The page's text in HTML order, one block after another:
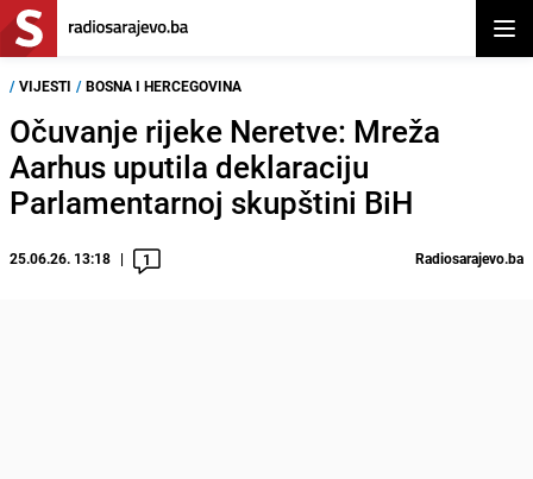
/ VIJESTI / BOSNA I HERCEGOVINA
Očuvanje rijeke Neretve: Mreža
Aarhus uputila deklaraciju
Parlamentarnoj skupštini BiH
25.06.26. 13:18 1 Radiosarajevo.ba